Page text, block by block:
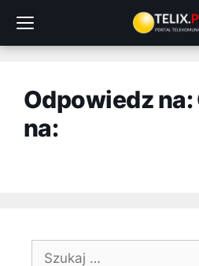
treści
Odpowiedz
na:
Szukaj: